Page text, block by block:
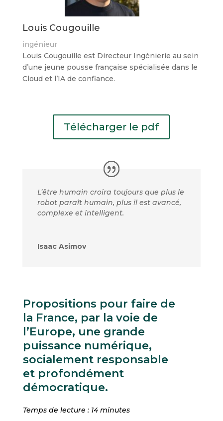
Louis Cougouille
ingénieur
Louis Cougouille est Directeur Ingénierie au sein
d’une jeune pousse française spécialisée dans le
Cloud et l’IA de confiance.
Télécharger le pdf
L’être humain croira toujours que plus le
robot paraît humain, plus il est avancé,
complexe et intelligent.
Isaac Asimov
Propositions pour faire de
la France, par la voie de
l’Europe, une grande
puissance numérique,
socialement responsable
et profondément
démocratique.
Temps de lecture : 14 minutes